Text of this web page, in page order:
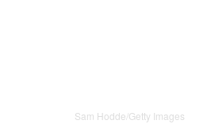
Sam Hodde/Getty Images